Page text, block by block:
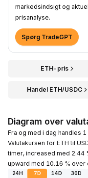
markedsindsigt og
prisanalyse.
Spørg TradeGPT
ETH-pris
Handel ETH/USDC
Diagram over
Fra og med i dag handles
Valutakursen for ETH til
timer, increased med 2.44
upward med 10.16 % over
24H 7D 14D 30D